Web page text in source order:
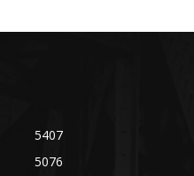
5407
5076